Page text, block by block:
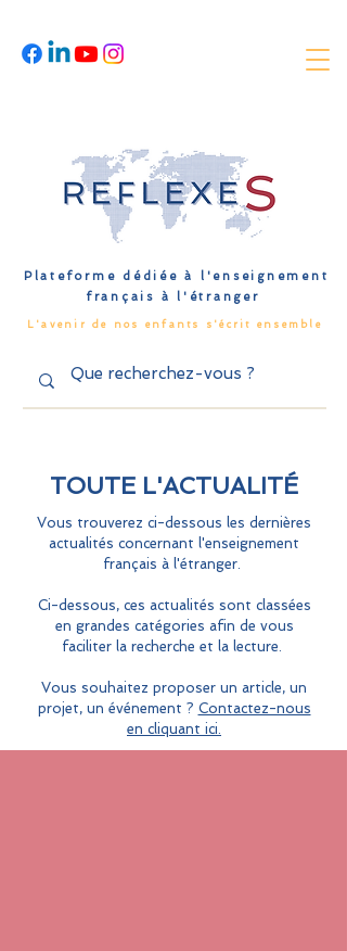
Plateforme dédiée à l'enseignement
français à l'étranger
L'avenir de nos enfants s'écrit ensemble
TOUTE L'ACTUALITÉ
Vous trouverez ci-dessous les dernières
actualités concernant l'enseignement
français à l'étranger.
Ci-dessous, ces actualités sont classées
en grandes catégories afin de vous
faciliter la recherche et la lecture.
Vous souhaitez proposer un article, un
projet, un événement ? Contactez-nous
en cliquant ici.